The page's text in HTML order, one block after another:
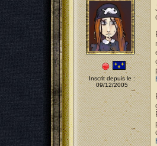
Inscrit depuis le :
09/12/2005